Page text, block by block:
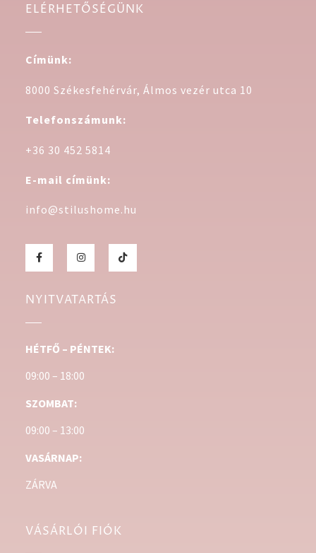
ELÉRHETŐSÉGÜNK
Címünk:
8000 Székesfehérvár, Álmos vezér utca 10
Telefonszámunk:
+36 30 452 5814
E-mail címünk:
info@stilushome.hu
NYITVATARTÁS
HÉTFŐ – PÉNTEK:
09:00 – 18:00
SZOMBAT:
09:00 – 13:00
VASÁRNAP:
ZÁRVA
VÁSÁRLÓI FIÓK